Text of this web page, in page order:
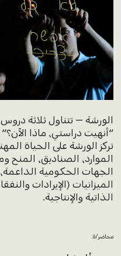
محاضر/ة:
الورشة – تتناول ثلاثة
“أنهيت دراستي، ماذا
تركز الورشة على الحياة
الموارد، الصناديق، المنح
الجهات الحكومية
الميزانيات (الإيرادات
الذاتية والإنتاجية.